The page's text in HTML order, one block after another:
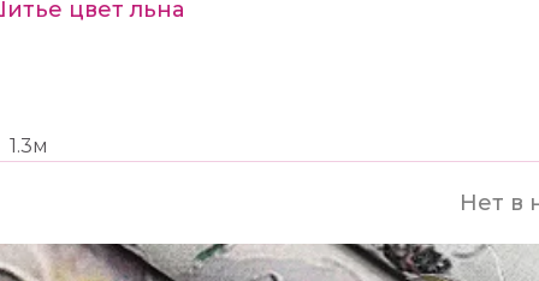
цвет льна
1.3м
Нет в